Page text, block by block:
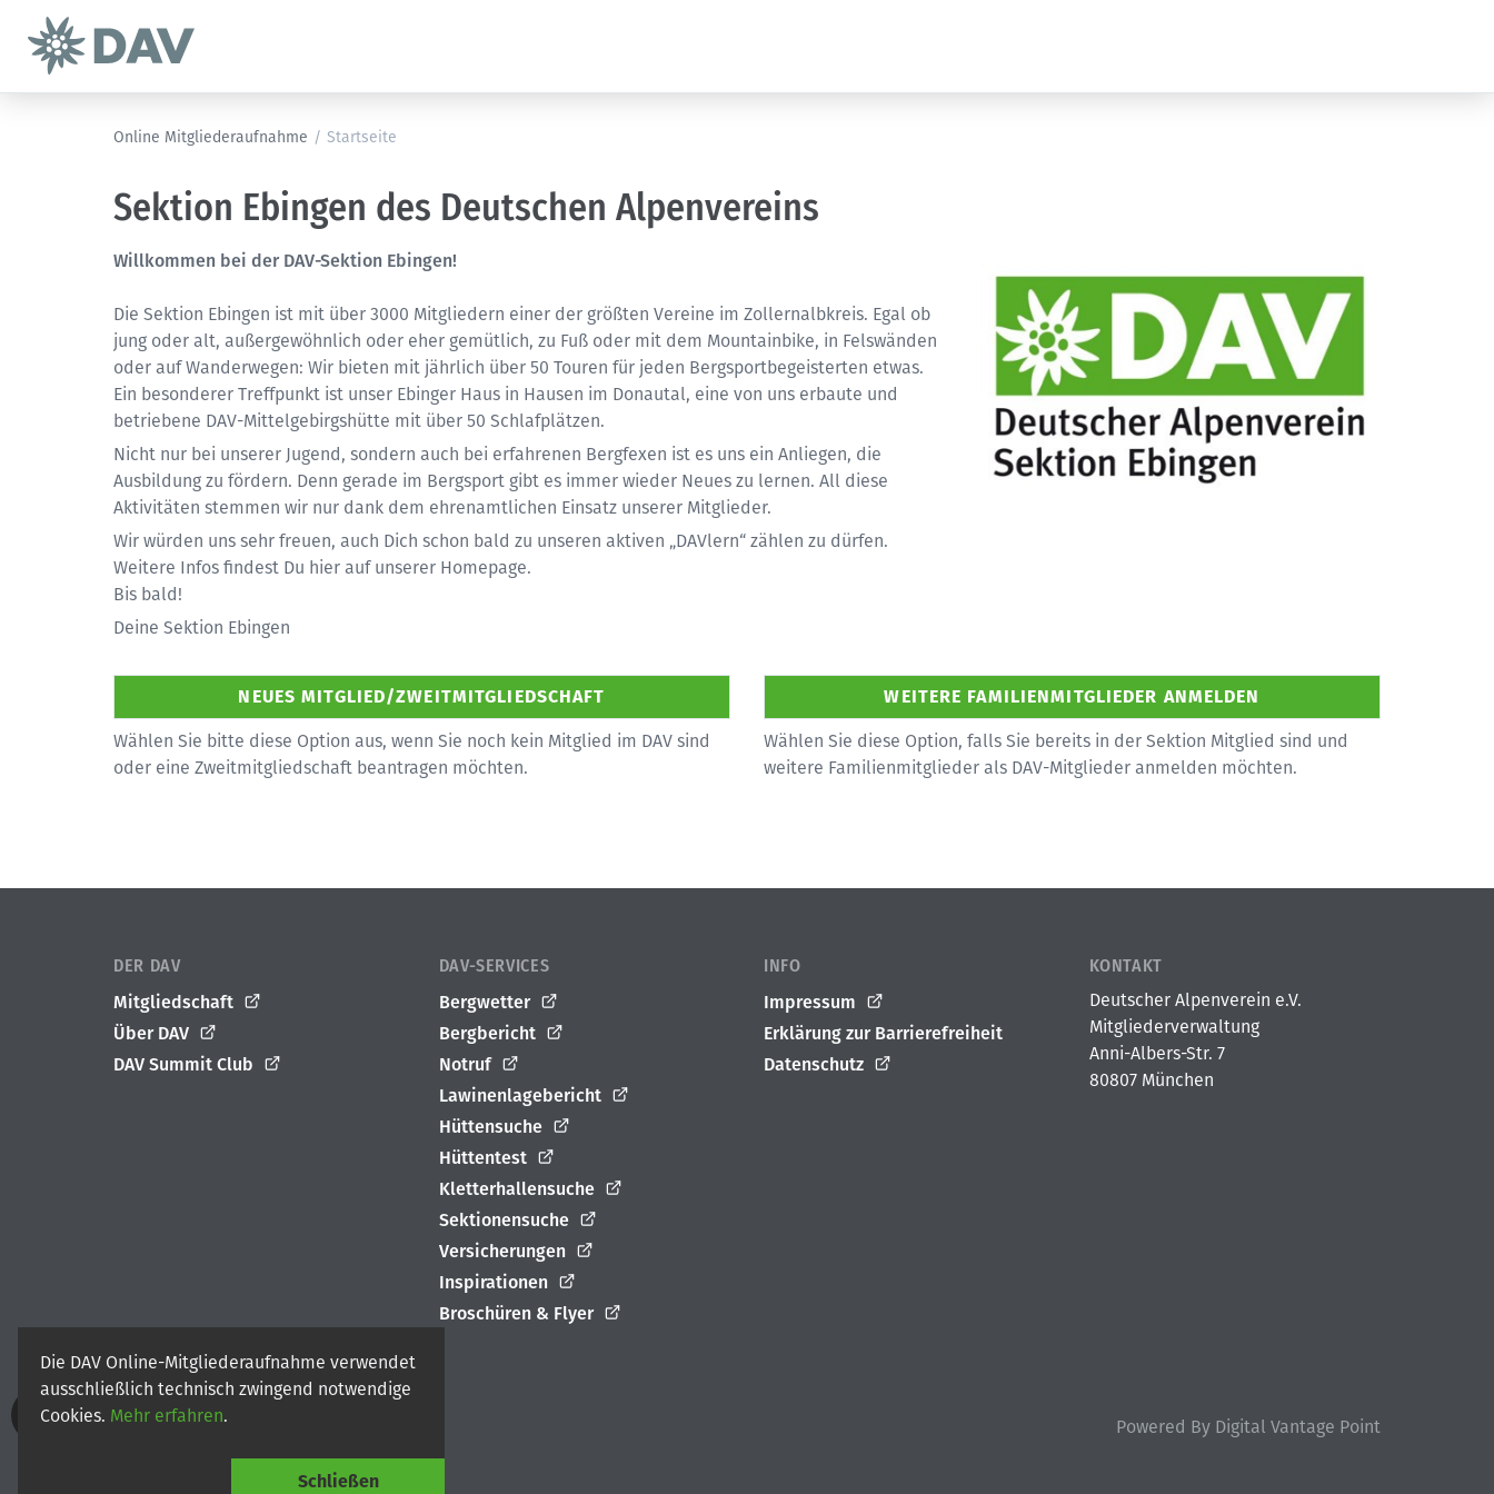
Die DAV Online-Mitgliederaufnahme verwendet
ausschließlich technisch zwingend notwendige
Cookies. Mehr erfahren.
Schließen
Online Mitgliederaufnahme / Startseite
Sektion Ebingen des Deutschen Alpenvereins
Willkommen bei der DAV-Sektion Ebingen!
Die Sektion Ebingen ist mit über 3000 Mitgliedern einer der größten Vereine im Zollernalbkreis. Egal ob
jung oder alt, außergewöhnlich oder eher gemütlich, zu Fuß oder mit dem Mountainbike, in Felswänden
oder auf Wanderwegen: Wir bieten mit jährlich über 50 Touren für jeden Bergsportbegeisterten etwas.
Ein besonderer Treffpunkt ist unser Ebinger Haus in Hausen im Donautal, eine von uns erbaute und
betriebene DAV-Mittelgebirgshütte mit über 50 Schlafplätzen.
Nicht nur bei unserer Jugend, sondern auch bei erfahrenen Bergfexen ist es uns ein Anliegen, die
Ausbildung zu fördern. Denn gerade im Bergsport gibt es immer wieder Neues zu lernen. All diese
Aktivitäten stemmen wir nur dank dem ehrenamtlichen Einsatz unserer Mitglieder.
Wir würden uns sehr freuen, auch Dich schon bald zu unseren aktiven „DAVlern“ zählen zu dürfen.
Weitere Infos findest Du hier auf unserer Homepage.
Bis bald!
Deine Sektion Ebingen
Wählen Sie bitte diese Option aus, wenn Sie noch kein Mitglied im DAV sind
oder eine Zweitmitgliedschaft beantragen möchten.
Wählen Sie diese Option, falls Sie bereits in der Sektion Mitglied sind und
weitere Familienmitglieder als DAV-Mitglieder anmelden möchten.
DER DAV
Mitgliedschaft
Über DAV
DAV Summit Club
DAV-SERVICES
Bergwetter
Bergbericht
Notruf
Lawinenlagebericht
Hüttensuche
Hüttentest
Kletterhallensuche
Sektionensuche
Versicherungen
Inspirationen
Broschüren & Flyer
INFO
Impressum
Erklärung zur Barrierefreiheit
Datenschutz
KONTAKT
Deutscher Alpenverein e.V.
Mitgliederverwaltung
Anni-Albers-Str. 7
80807 München
© 2026Deutscher Alpenverein e.V. Powered By Digital Vantage Point